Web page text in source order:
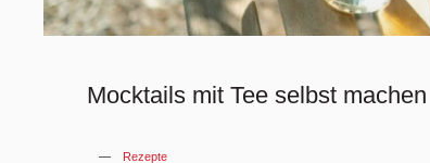
Mocktails mit Tee selbst machen
Rezepte